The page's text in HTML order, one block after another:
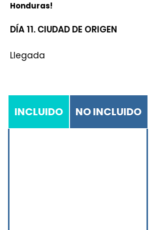
Honduras!​
DÍA 11. CIUDAD DE ORIGEN
Llegada
INCLUIDO NO INCLUIDO